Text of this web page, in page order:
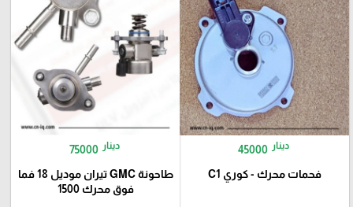
45000 دينار
فحمات محرك - كوري C1
75000 دينار
طاحونة GMC تيران موديل 18 فما
فوق محرك 1500